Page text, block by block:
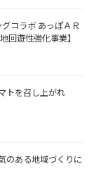
コラボ あっぽＡＲ
回遊性強化事業】
トを召し上がれ
のある地域づくりに